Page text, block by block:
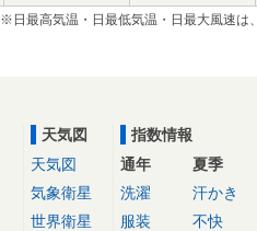
※日最高気温・日最低気温・日最大風速は
天気図
天気図
気象衛星
世界衛星
指数情報
通年
洗濯
服装
夏季
汗かき
不快